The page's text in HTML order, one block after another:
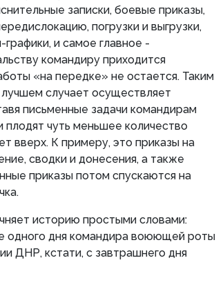
записки, боевые приказы,
погрузки и выгрузки,
и самое главное -
командиру приходится
«на передке» не остается. Таким
случает осуществляет
письменные задачи командирам
плодят чуть меньшее количество
вверх. К примеру, это приказы на
сводки и донесения, а также
приказы потом спускаются на
историю простыми словами:
одного дня командира воюющей роты
ДНР, кстати, с завтрашнего дня